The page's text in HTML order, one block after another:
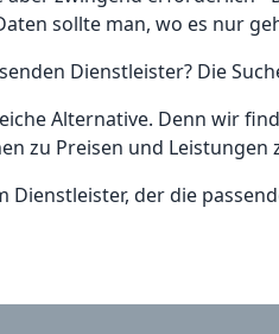
sollte man, wo es nur
Dienstleister? Die
Alternative. Denn wir
zu Preisen und Leistungen
Dienstleister, der die